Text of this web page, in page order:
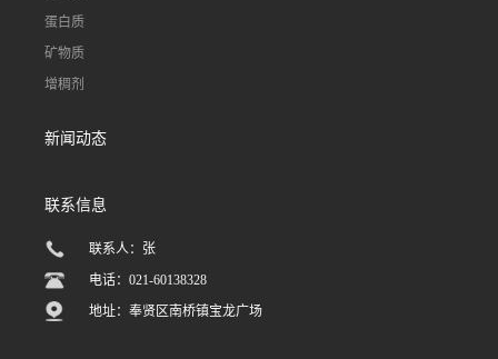
蛋白质
矿物质
增稠剂
新闻动态
联系信息
联系人：张
电话：021-60138328
地址：奉贤区南桥镇宝龙广场